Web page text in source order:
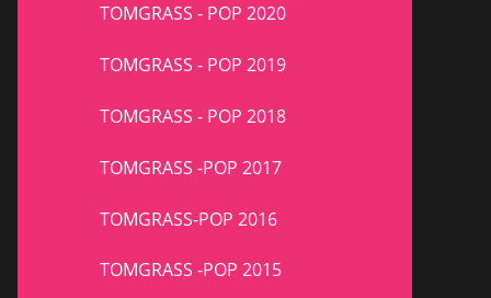
TOMGRASS - POP 2020
TOMGRASS - POP 2019
TOMGRASS - POP 2018
TOMGRASS -POP 2017
TOMGRASS-POP 2016
TOMGRASS -POP 2015